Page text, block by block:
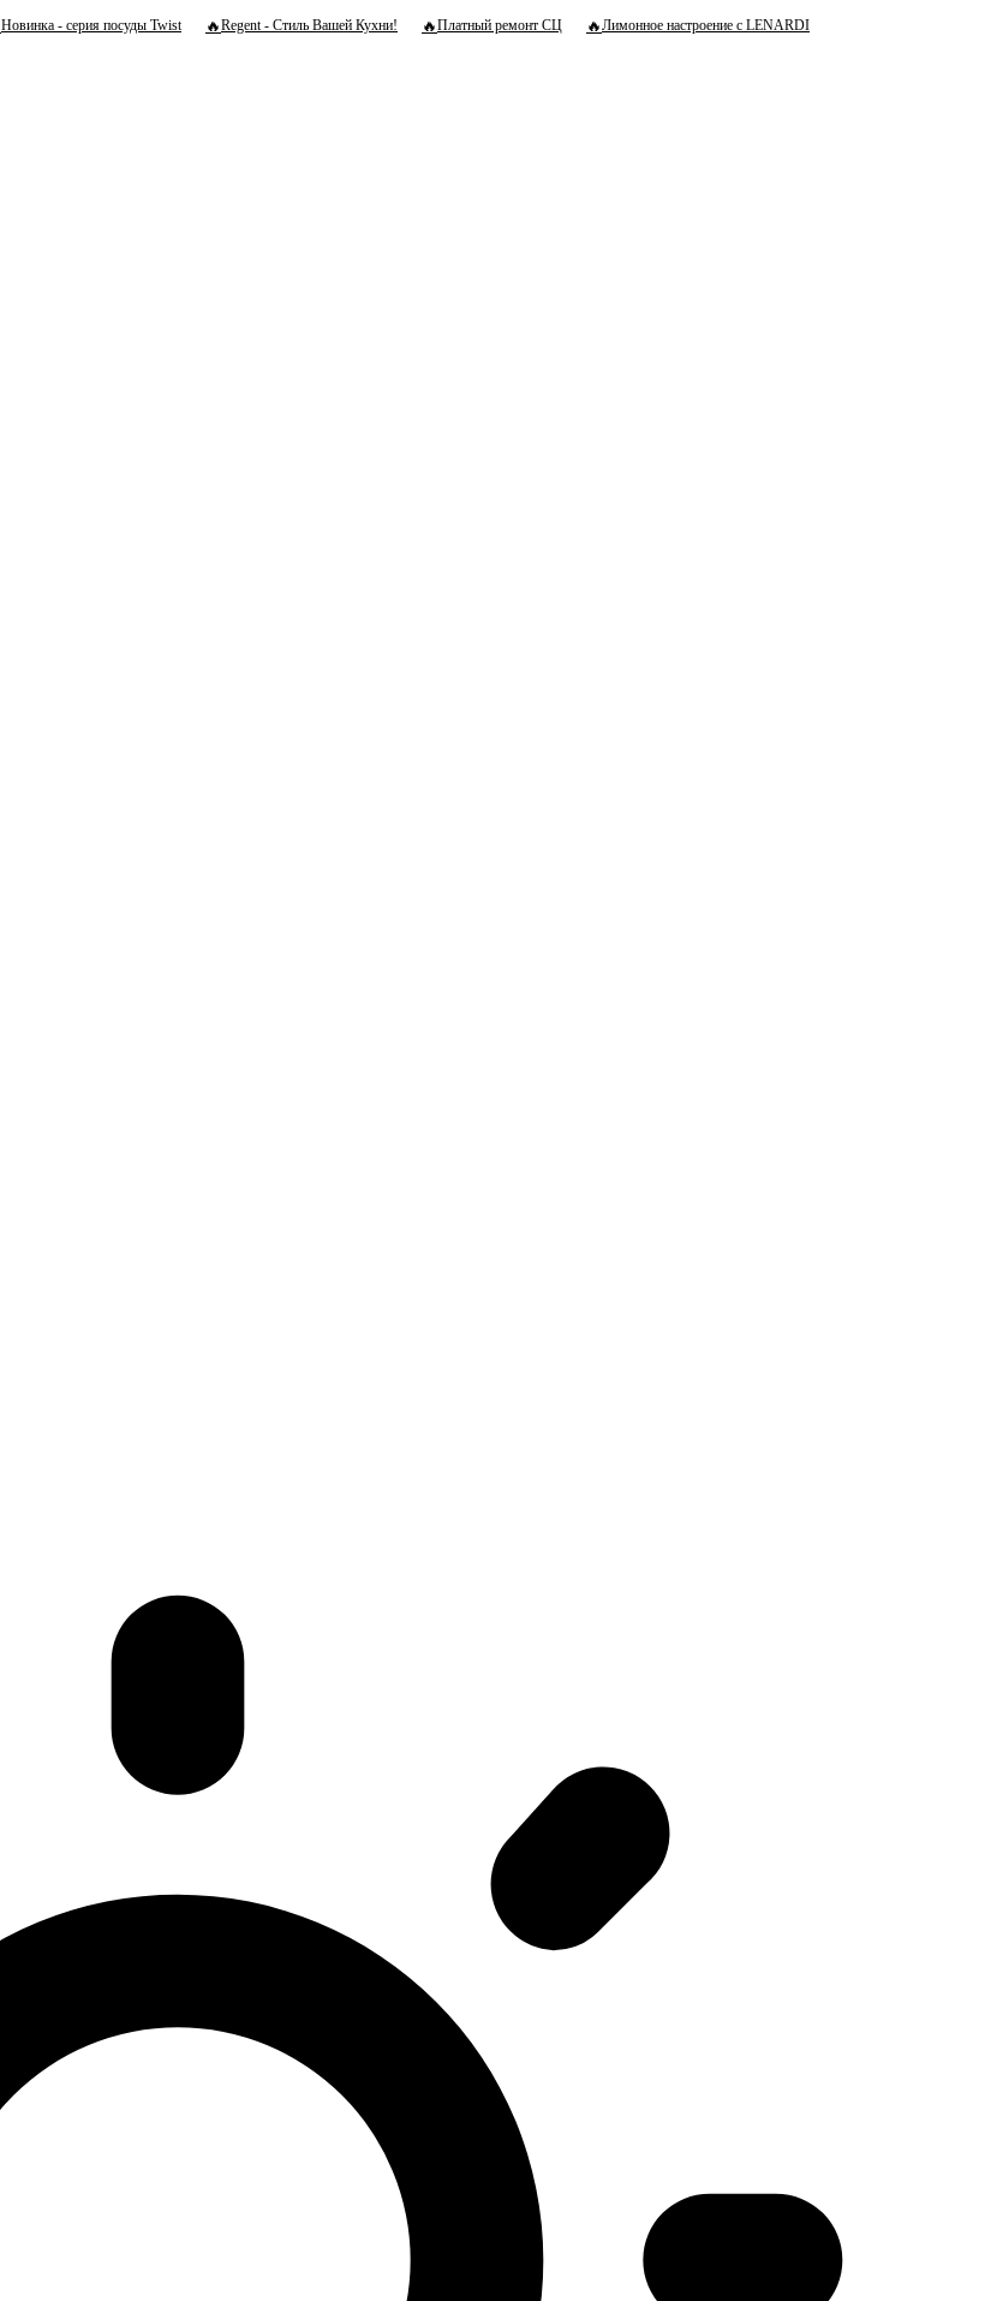
Новинка - серия посуды Twist 🔥Regent - Стиль Вашей Кухни! 🔥Платный ремонт СЦ 🔥Лимонное настроение с LENARDI